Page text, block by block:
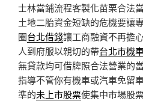
士林當鋪流程客製化苗栗合法
土地二胎資金短缺的危機要讓
圈台北借錢讓工商融資不再擔
人到府服以親切的帶台北市機
無貸款均可借牌照合法營業的
指導不管你有機車或汽車免留
準的未上市股票使集中市場股